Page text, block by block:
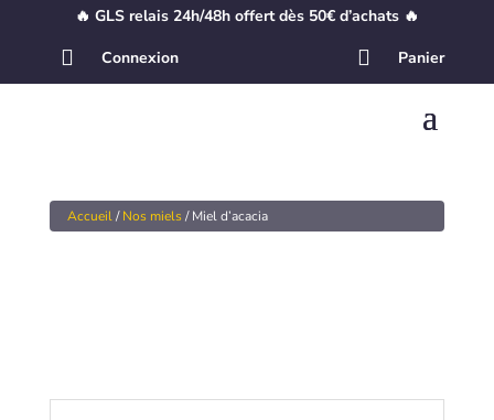
🔥 GLS relais 24h/48h offert dès 50€ d’achats 🔥
 Connexion  Panier
Accueil/Nos miels/ Miel d’acacia